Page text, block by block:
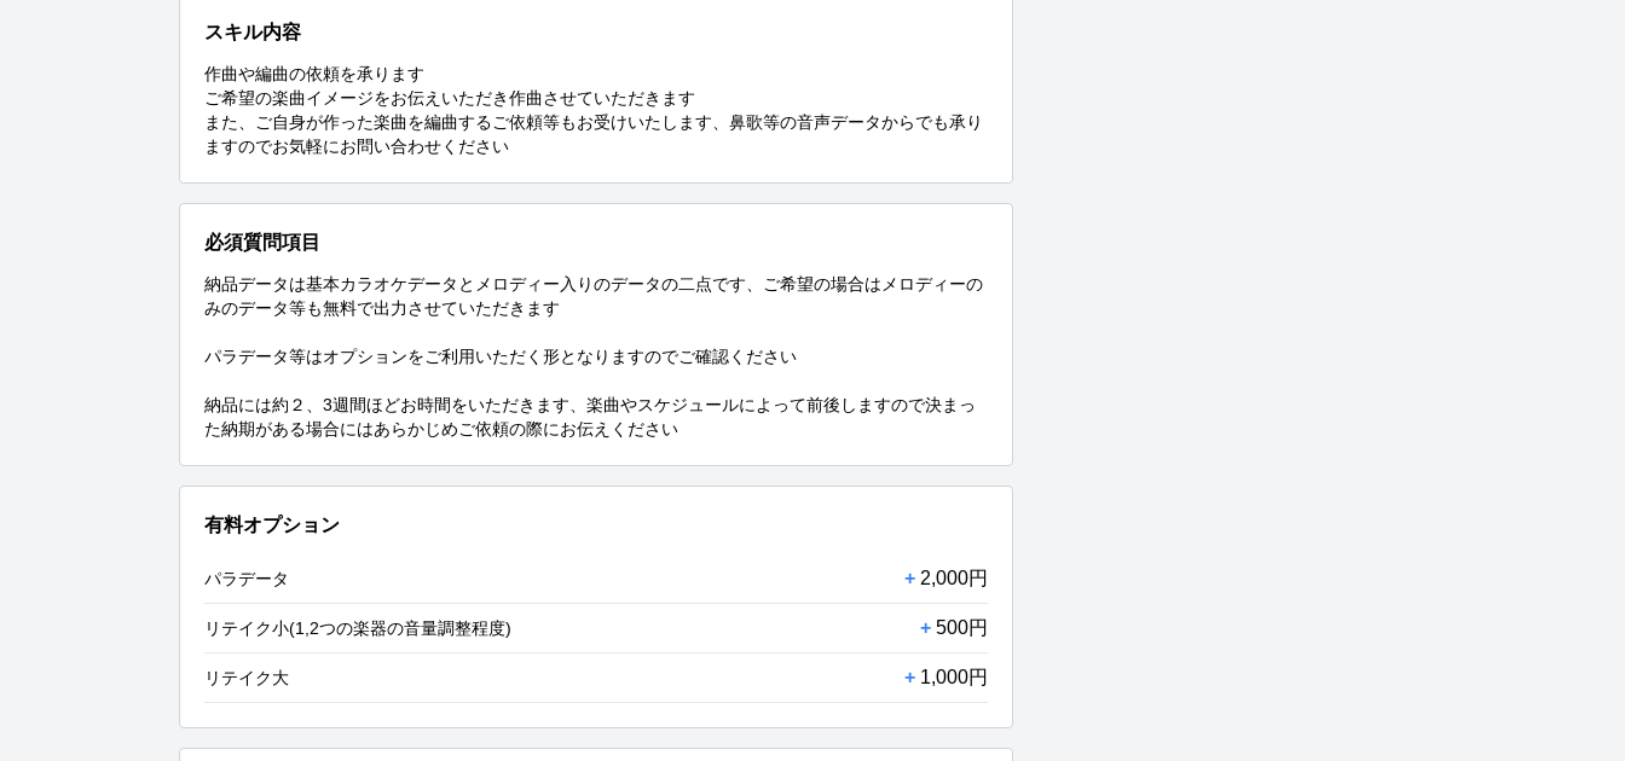
スキル内容
作曲や編曲の依頼を承ります
ご希望の楽曲イメージをお伝えいただき作曲させていただきます
また、ご自身が作った楽曲を編曲するご依頼等もお受けいたします、鼻歌等の音声データからでも承り
ますのでお気軽にお問い合わせください
必須質問項目
納品データは基本カラオケデータとメロディー入りのデータの二点です、ご希望の場合はメロディーの
みのデータ等も無料で出力させていただきます
パラデータ等はオプションをご利用いただく形となりますのでご確認ください
納品には約２、3週間ほどお時間をいただきます、楽曲やスケジュールによって前後しますので決まっ
た納期がある場合にはあらかじめご依頼の際にお伝えください
有料オプション
パラデータ + 2,000円
リテイク小(1,2つの楽器の音量調整程度) + 500円
リテイク大 + 1,000円